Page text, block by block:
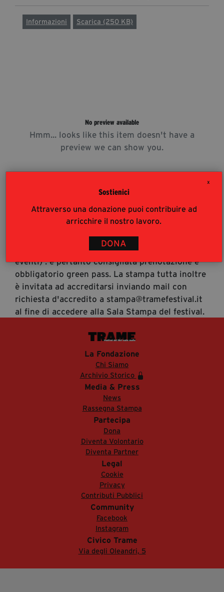
X
Sostienici
Attraverso una donazione puoi contribuire ad
arricchire il nostro lavoro.
DONA
Chi Siamo
Civico Trame
Contatti
segreteria@tramefestival.it
Informazioni Scarica (250 KB)
No preview available
Hmm... looks like this item doesn't have a
preview we can show you.
Accrediti Stampa
Accrediti Stampa. L'accesso al festival ai
giornalisti risponde alle modalità di accesso del
pubblico (https://www.tramefestival.it/accesso-
eventi) : è pertanto consigliata prenotazione e
obbligatorio green pass. La stampa tutta inoltre
è invitata ad accreditarsi inviando mail con
richiesta d'accredito a stampa@tramefestival.it
al fine di accedere alla Sala Stampa del festival.
La Fondazione
Chi Siamo
Archivio Storico
Media & Press
News
Rassegna Stampa
Partecipa
Dona
Diventa Volontario
Diventa Partner
Legal
Cookie
Privacy
Contributi Pubblici
Community
Facebook
Instagram
Civico Trame
Via degli Oleandri, 5